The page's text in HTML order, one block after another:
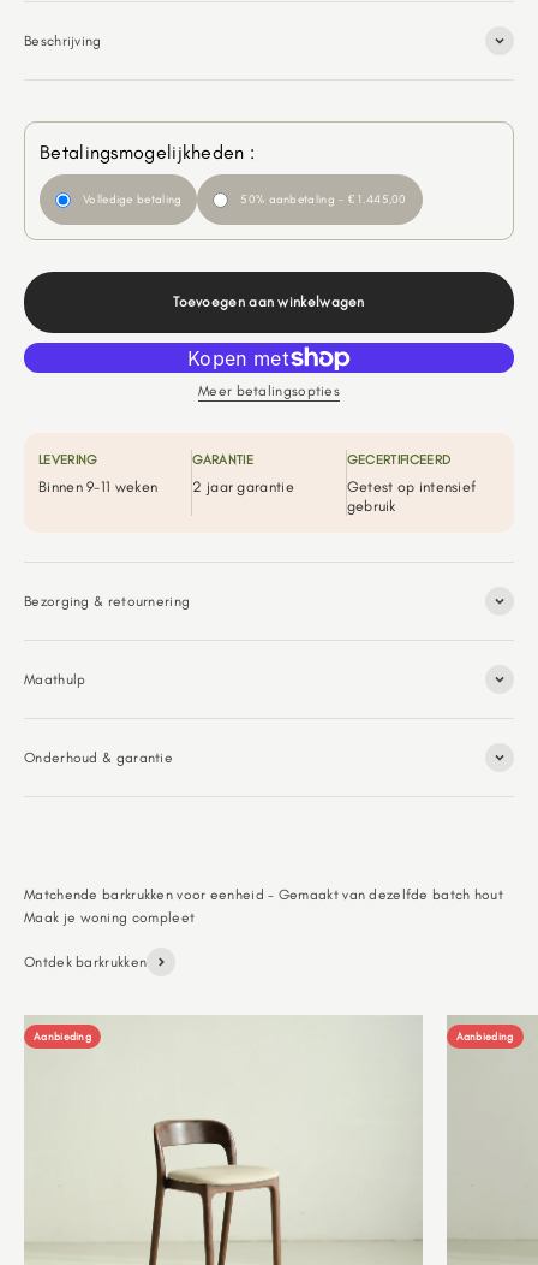
Beschrijving
Toevoegen aan winkelwagen
Betalingsmogelijkheden :
Volledige betaling 50% aanbetaling - € 1.445,00
Meer betalingsopties
LEVERING
Binnen 9-11 weken
GARANTIE
2 jaar garantie
GECERTIFICEERD
Getest op intensief
gebruik
Bezorging & retournering
Maathulp
Onderhoud & garantie
Matchende barkrukken voor eenheid - Gemaakt van dezelfde batch hout
Ontdek barkrukken
Aanbieding Aanbieding